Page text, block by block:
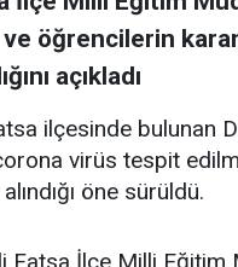
öğrencilerin
açıkladı
ilçesinde bulunan
virüs tespit
öne sürüldü.